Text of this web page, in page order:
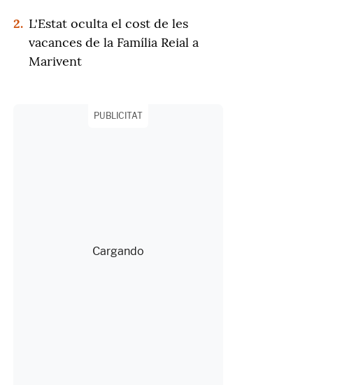
2. L'Estat oculta el cost de les
vacances de la Família Reial a
Marivent
PUBLICITAT